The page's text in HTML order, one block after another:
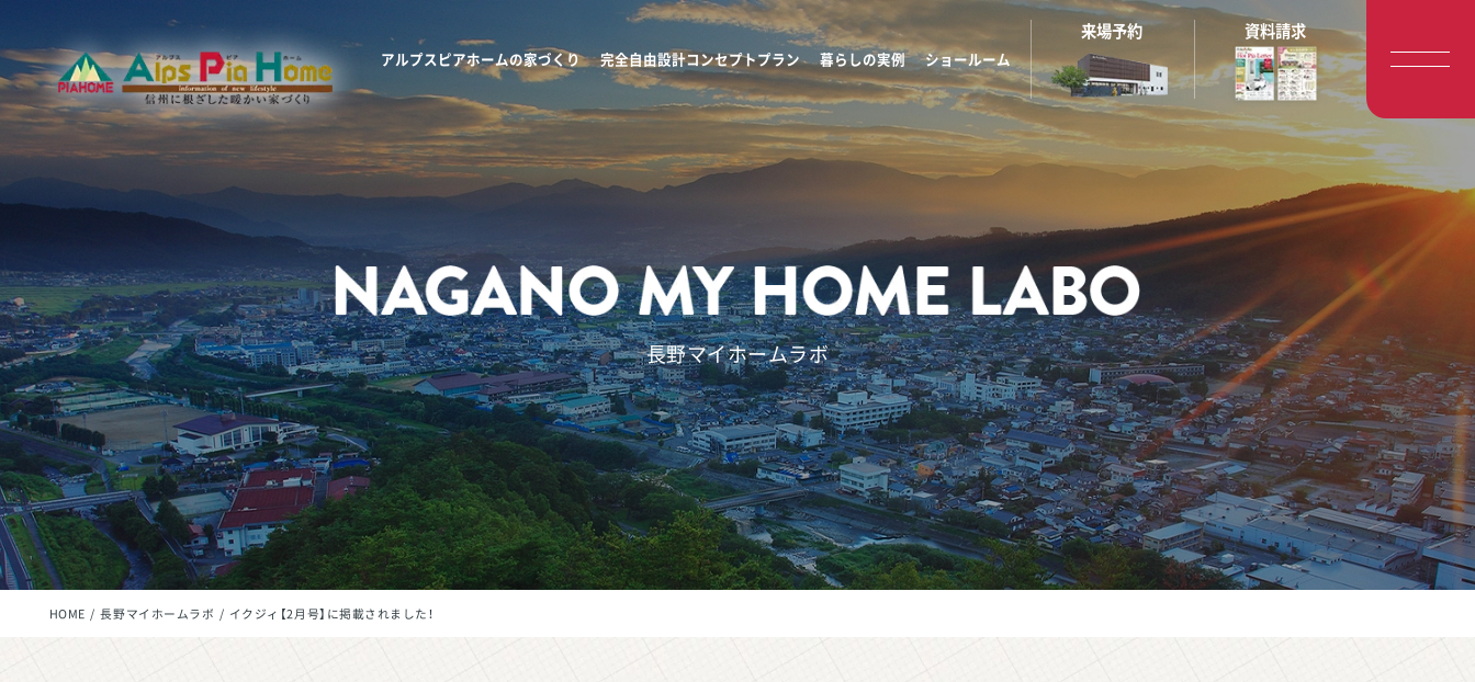
アルプスピアホームの家づくり 完全自由設計コンセプトプラン 暮らしの実例 ショールーム
来場予約 資料請求
長野マイホームラボ
HOME 長野マイホームラボ イクジィ【2月号】に掲載されました！